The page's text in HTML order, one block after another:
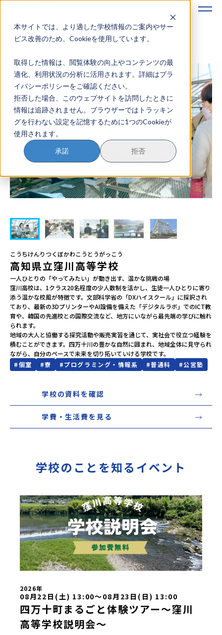
本サイトでは、より適した学校情報のご案内やサー
ビス改善のため、Cookieを使用しています。
取得した情報は、閲覧体験の向上やコンテンツの最
適化、利用状況の分析に活用されます。詳細はプラ
イバシーポリシーをご確認ください。
拒否した場合、このウェブサイトを訪問したときに
情報は追跡されません。ブラウザーではトラッキン
グを行わない設定を記憶するために1つのCookieが
使用されます。
承諾 拒否
地域みらい留学のすすめかた
地域みらい留学とは
学校を探す
イベントを探す
おためし地域留学
マガジン
奨学金について
？ イベント参加方法
会員登録
MYページログイン
こうちけんりつくぼかわこうとうがっこう
高知県立窪川高等学校
一人ひとりの「やってみたい」が動き出す、温かな挑戦の場
窪川高校は、1クラス20名程度の少人数制を活かし、生徒一人ひとりに寄り
添う温かな校風が特徴です。文部科学省の「DXハイスクール」に採択され
ており、最新の3DプリンターやAI設備を備えた「デジタルラボ」でのICT教
育や、韓国の先進校との国際交流など、地方にいながら最先端の学びに触れ
られます。
地域の大人と協働する探究活動や販売実習を通じて、実社会で役立つ経験を
積むことができます。四万十川の豊かな自然に囲まれ、地域全体に見守られ
ながら、自分のペースで未来を切り拓いていける学校です。
#個室 #寮 #プログラミング・情報系 #普通科 #公営塾
学校の資料を確認
学費・生活費を見る
学校のことを知るイベント
2026年
08月22日(土) 13:00〜08月23日(日) 13:00
四万十町まるごと体験ツアー～窪川
高等学校説明会～